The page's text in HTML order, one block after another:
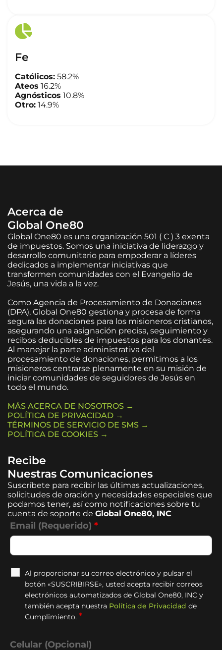
Fe
Católicos: 58.2%
Ateos 16.2%
Agnósticos 10.8%
Otro: 14.9%
Acerca de
Global One80
Global One80 es una organización 501 ( C ) 3 exenta
de impuestos. Somos una iniciativa de liderazgo y
desarrollo comunitario para empoderar a líderes
dedicados a implementar iniciativas que
transformen comunidades con el Evangelio de
Jesús, una vida a la vez.
Como Agencia de Procesamiento de Donaciones
(DPA), Global One80 gestiona y procesa de forma
segura las donaciones para los misioneros cristianos,
asegurando una asignación precisa, seguimiento y
recibos deducibles de impuestos para los donantes.
Al manejar la parte administrativa del
procesamiento de donaciones, permitimos a los
misioneros centrarse plenamente en su misión de
iniciar comunidades de seguidores de Jesús en
todo el mundo.
MÁS ACERCA DE NOSOTROS →
POLÍTICA DE PRIVACIDAD →
TÉRMINOS DE SERVICIO DE SMS →
POLÍTICA DE COOKIES →
Recibe
Nuestras Comunicaciones
Suscríbete para recibir las últimas actualizaciones,
solicitudes de oración y necesidades especiales que
podamos tener, así como notificaciones sobre tu
cuenta de soporte de Global One80, INC
Email (Requerido) *
Al proporcionar su correo electrónico y pulsar el
botón «SUSCRIBIRSE», usted acepta recibir correos
electrónicos automatizados de Global One80, INC y
también acepta nuestra Política de Privacidad de
Cumplimiento. *
Celular (Opcional)